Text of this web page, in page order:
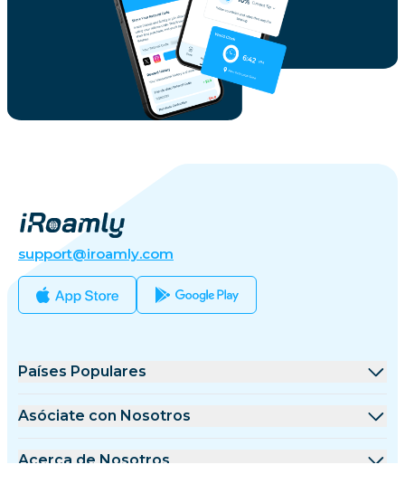
support@iroamly.com
Países Populares
Estados Unidos
Asóciate con Nosotros
Plataforma de Mayoristas
Acerca de Nosotros